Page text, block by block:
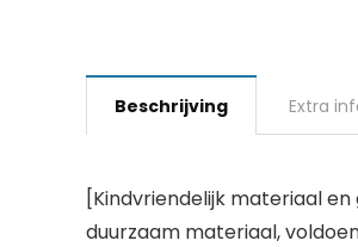
Beschrijving Extra
[Kindvriendelijk materiaal
duurzaam materiaal,